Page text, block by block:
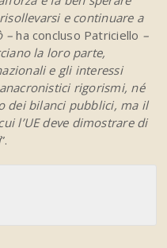
e continuare a
–ha concluso Patriciello –
la loro parte,
e gli interessi
rigorismi, né
dei bilanci pubblici, ma il
l’UE deve dimostrare di
”.